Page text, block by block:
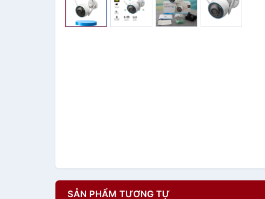
SẢN PHẨM TƯƠNG TỰ